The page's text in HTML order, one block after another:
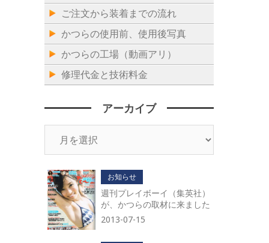
ご注文から装着までの流れ
かつらの使用前、使用後写真
かつらの工場（動画アリ）
修理代金と技術料金
アーカイブ
イ
ブ
お知らせ
週刊プレイボーイ（集英社）
が、かつらの取材に来ました
2013-07-15